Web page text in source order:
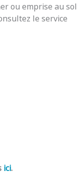
ou emprise au sol
le service
ici.